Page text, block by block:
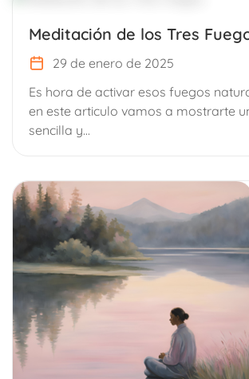
Meditación de los Tres
29 de enero de 2025
Es hora de activar esos fuegos
en este articulo vamos a mostrarte
sencilla y...